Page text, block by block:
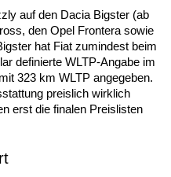
auf den Dacia Bigster (ab
den Opel Frontera sowie
hat Fiat zumindest beim
definierte WLTP-Angabe im
323 km WLTP angegeben.
preislich wirklich
erst die finalen Preislisten